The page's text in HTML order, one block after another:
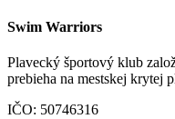
Swim Warriors
Plavecký športový klub
prebieha na mestskej krytej
IČO: 50746316